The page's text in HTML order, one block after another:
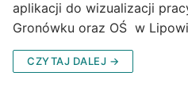
aplikacji do wizualizacji
Gronówku oraz OŚ w
CZYTAJ DALEJ →